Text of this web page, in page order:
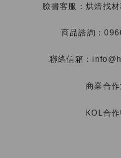
臉書客服： 烘焙找材
商品諮詢：
聯絡信箱：
商業合
KOL合